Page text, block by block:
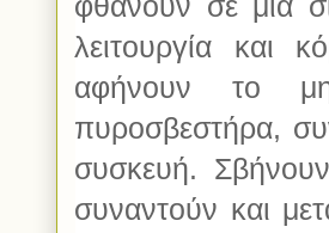
φθάνουν σε μια
λειτουργία και
αφήνουν το
πυροσβεστήρα,
συσκευή.
συναντούν και